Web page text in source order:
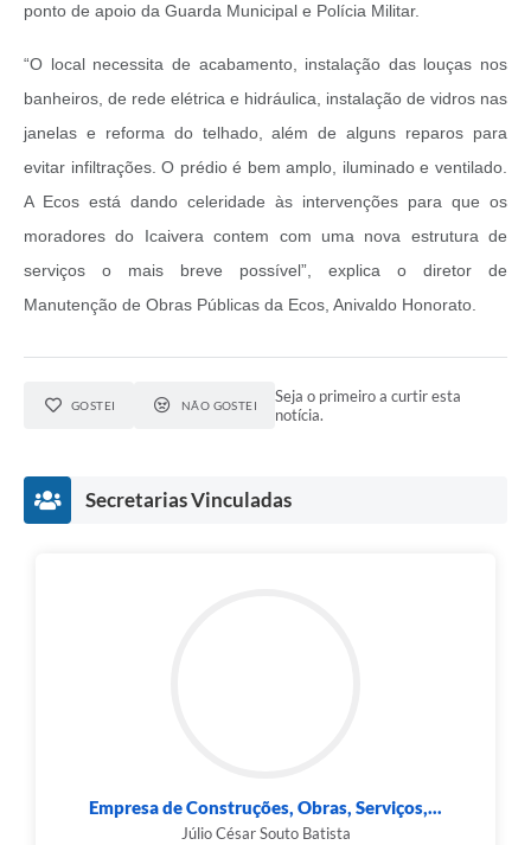
ponto de apoio da Guarda Municipal e Polícia Militar.
“O local necessita de acabamento, instalação das louças nos
banheiros, de rede elétrica e hidráulica, instalação de vidros nas
janelas e reforma do telhado, além de alguns reparos para
evitar infiltrações. O prédio é bem amplo, iluminado e ventilado.
A Ecos está dando celeridade às intervenções para que os
moradores do Icaivera contem com uma nova estrutura de
serviços o mais breve possível”, explica o diretor de
Manutenção de Obras Públicas da Ecos, Anivaldo Honorato.
GOSTEI NÃO GOSTEI
Seja o primeiro a curtir esta
notícia.
Secretarias Vinculadas
Empresa de Construções, Obras, Serviços,...
Júlio César Souto Batista